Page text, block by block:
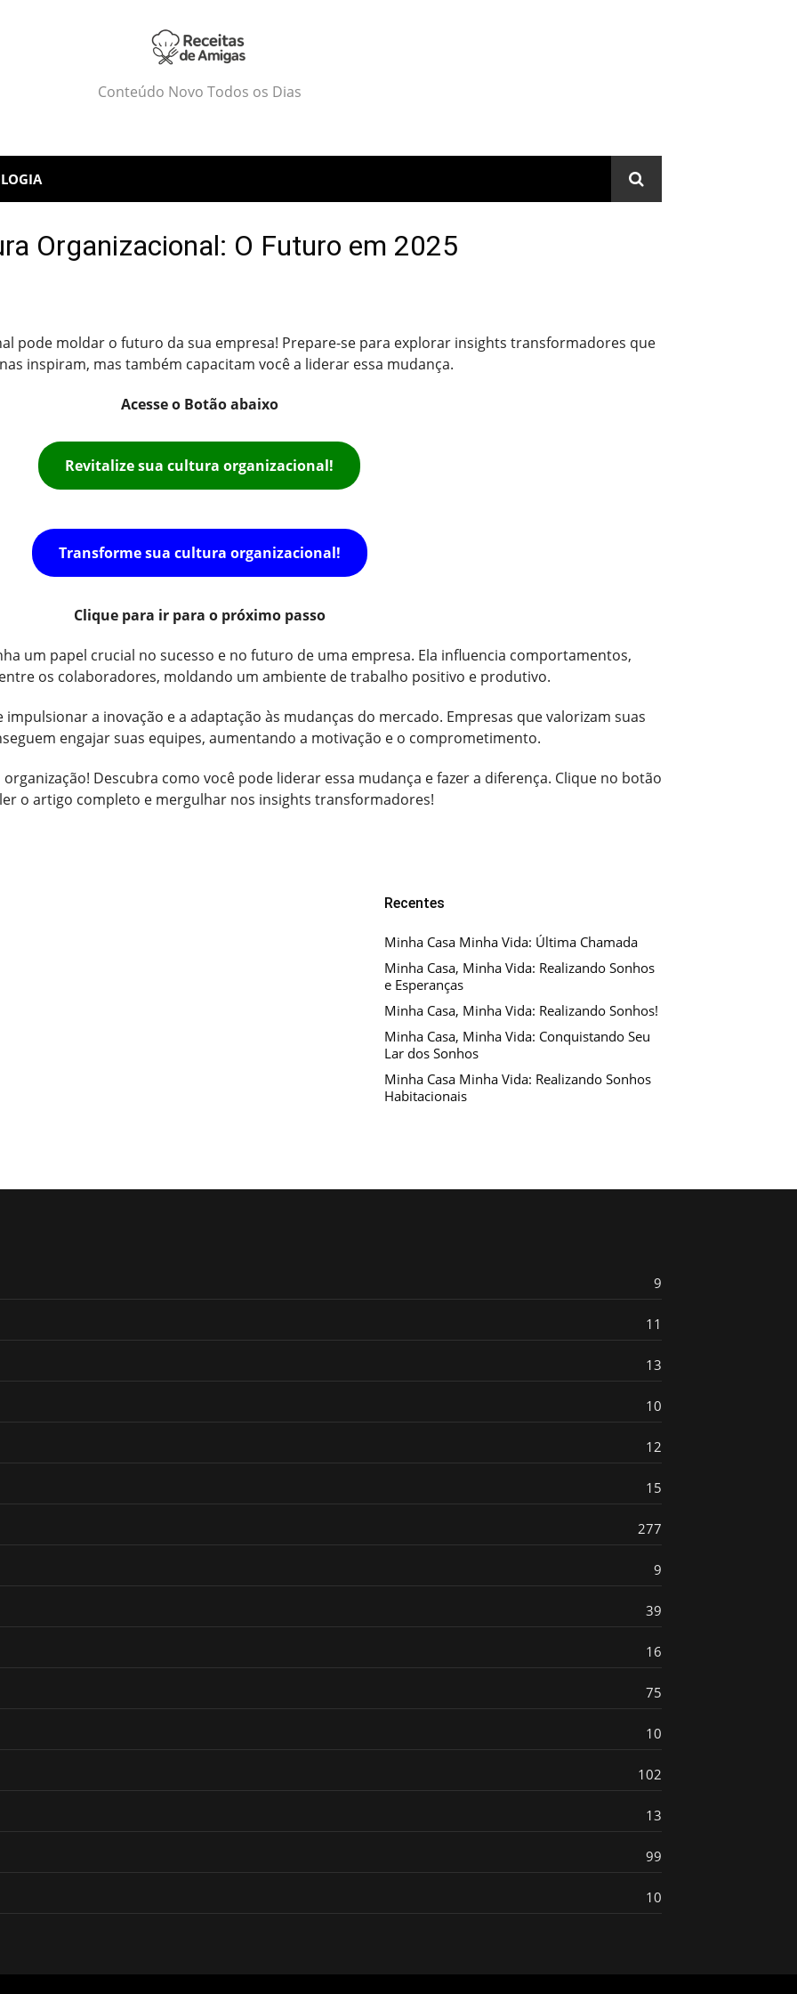
Conteúdo Novo Todos os Dias
Organizacional: O Futuro em 2025
pode moldar o futuro da sua empresa! Prepare-se para explorar insights transformadores que
inspiram, mas também capacitam você a liderar essa mudança.
Acesse o Botão abaixo
Revitalize sua cultura organizacional!
Transforme sua cultura organizacional!
Clique para ir para o próximo passo
um papel crucial no sucesso e no futuro de uma empresa. Ela influencia comportamentos,
os colaboradores, moldando um ambiente de trabalho positivo e produtivo.
a inovação e a adaptação às mudanças do mercado. Empresas que valorizam suas
engajar suas equipes, aumentando a motivação e o comprometimento.
Descubra como você pode liderar essa mudança e fazer a diferença. Clique no botão
o artigo completo e mergulhar nos insights transformadores!
Recentes
Minha Casa Minha Vida: Última Chamada
Minha Casa, Minha Vida: Realizando Sonhos
e Esperanças
Minha Casa, Minha Vida: Realizando Sonhos!
Minha Casa, Minha Vida: Conquistando Seu
Lar dos Sonhos
Minha Casa Minha Vida: Realizando Sonhos
Habitacionais
9
11
13
10
12
15
277
9
39
16
75
10
102
13
99
10